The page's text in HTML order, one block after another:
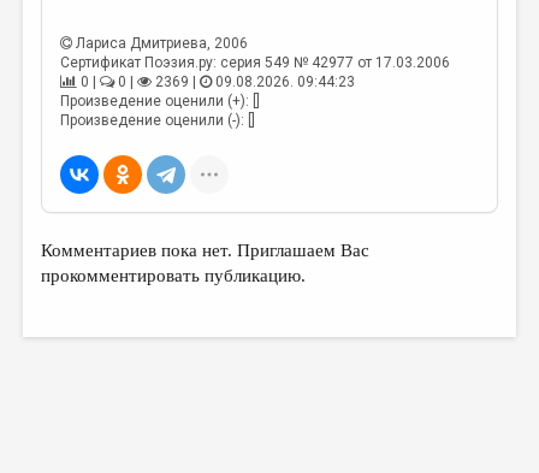
КУЛЬТУРОВЕДЕНИЕ
ПУБЛИЦИСТИКА
РЕЦЕНЗИРОВАНИЕ
ЦИКЛЫ ПУБЛИКАЦИЙ
МЕДИА
Лариса Дмитриева, 2006
Сертификат Поэзия.ру: серия 549 № 42977 от 17.03.2006
0 |
0 | 2369 |
09.08.2026. 09:44:23
Произведение оценили (+): []
Произведение оценили (-): []
Комментариев пока нет. Приглашаем Вас
прокомментировать публикацию.